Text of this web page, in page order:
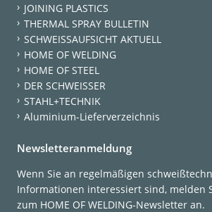
JOINING PLASTICS
THERMAL SPRAY BULLETIN
SCHWEISSAUFSICHT AKTUELL
HOME OF WELDING
HOME OF STEEL
DER SCHWEISSER
STAHL+TECHNIK
Aluminium-Lieferverzeichnis
Newsletteranmeldung
Wenn Sie an regelmäßigen
Informationen interessiert sind, melden
zum HOME OF WELDING-Newsletter an.